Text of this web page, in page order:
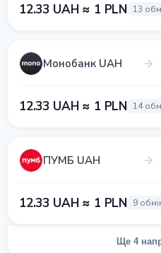
12.33 UAH ≈ 1 PLN 13
Монобанк UAH
12.33 UAH ≈ 1 PLN 14
ПУМБ UAH
12.33 UAH ≈ 1 PLN 9
Ще 4